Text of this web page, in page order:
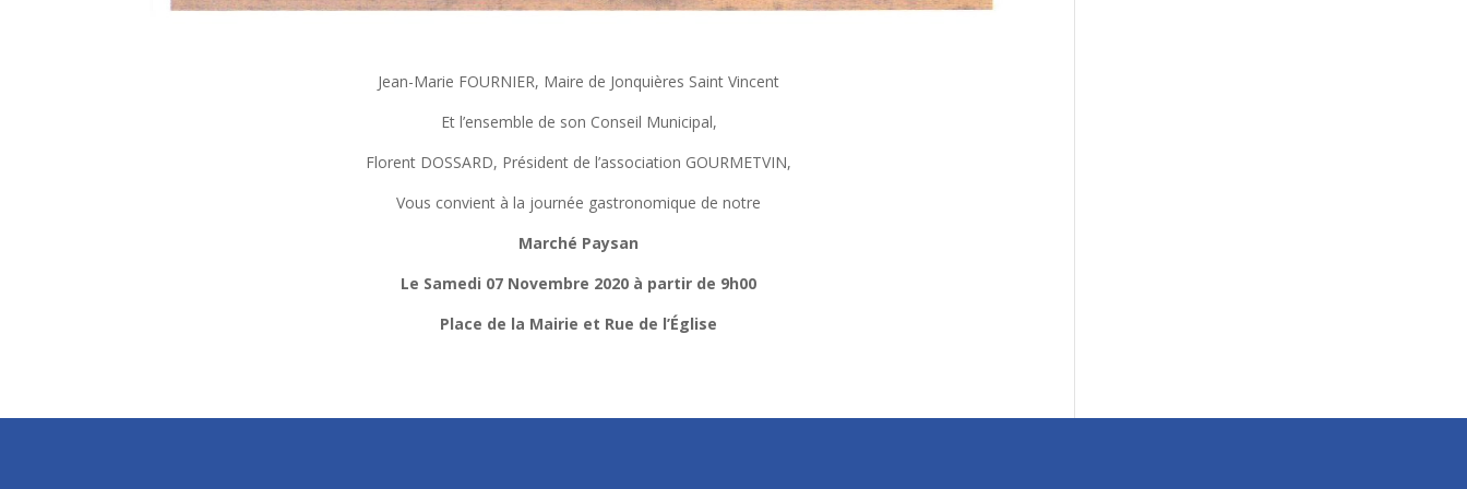
Jean-Marie FOURNIER, Maire de Jonquières Saint Vincent
Et l’ensemble de son Conseil Municipal,
Florent DOSSARD, Président de l’association GOURMETVIN,
Vous convient à la journée gastronomique de notre
Marché Paysan
Le Samedi 07 Novembre 2020 à partir de 9h00
Place de la Mairie et Rue de l’Église